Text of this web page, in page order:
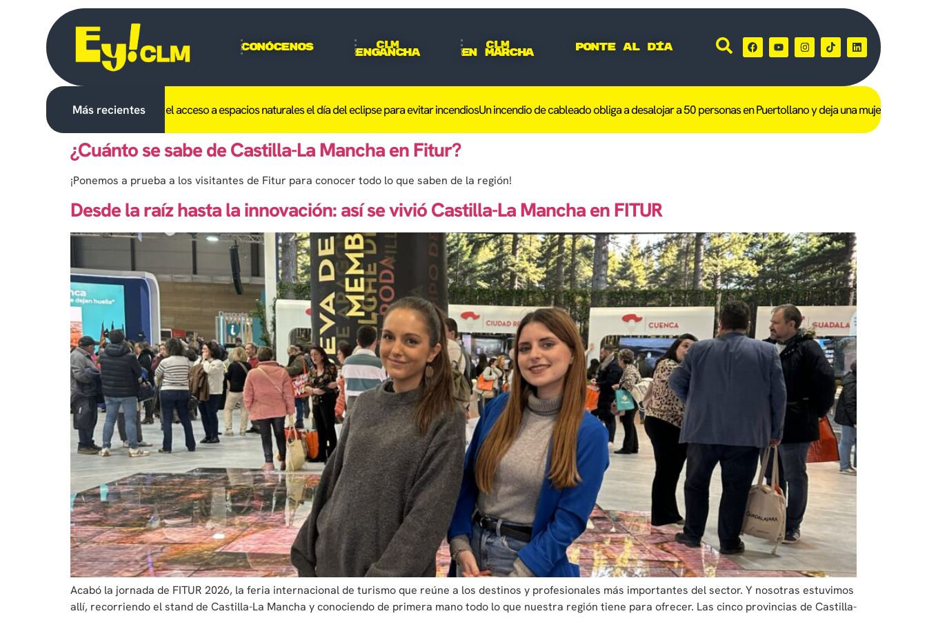
Conócenos CLM
Engancha
CLM
En Marcha Ponte al día
Más recientes
en C-LM el uso del fuego y el acceso a espacios naturales el día del eclipse para evitar incendiosUn incendio de cableado obliga a desalojar a 50 personas en Puertollano y deja una mujer de 101
¿Cuánto se sabe de Castilla-La Mancha en Fitur?
¡Ponemos a prueba a los visitantes de Fitur para conocer todo lo que saben de la región!
Desde la raíz hasta la innovación: así se vivió Castilla-La Mancha en FITUR
Acabó la jornada de FITUR 2026, la feria internacional de turismo que reúne a los destinos y profesionales más importantes del sector. Y nosotras estuvimos
allí, recorriendo el stand de Castilla-La Mancha y conociendo de primera mano todo lo que nuestra región tiene para ofrecer. Las cinco provincias de Castilla-